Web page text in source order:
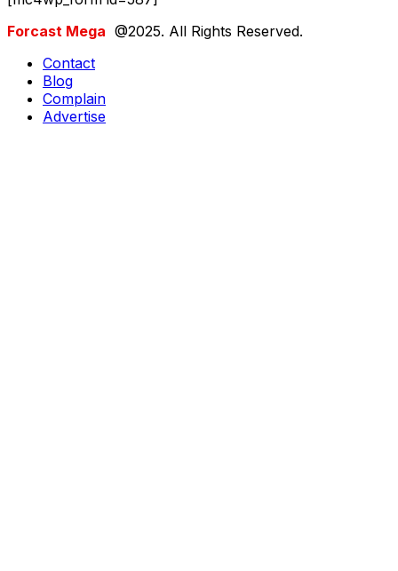
Forcast Mega @2025. All Rights Reserved.
Contact
Blog
Complain
Advertise